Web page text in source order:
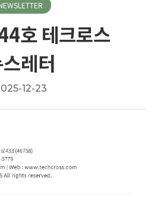
호 테크로스
레터
12-23